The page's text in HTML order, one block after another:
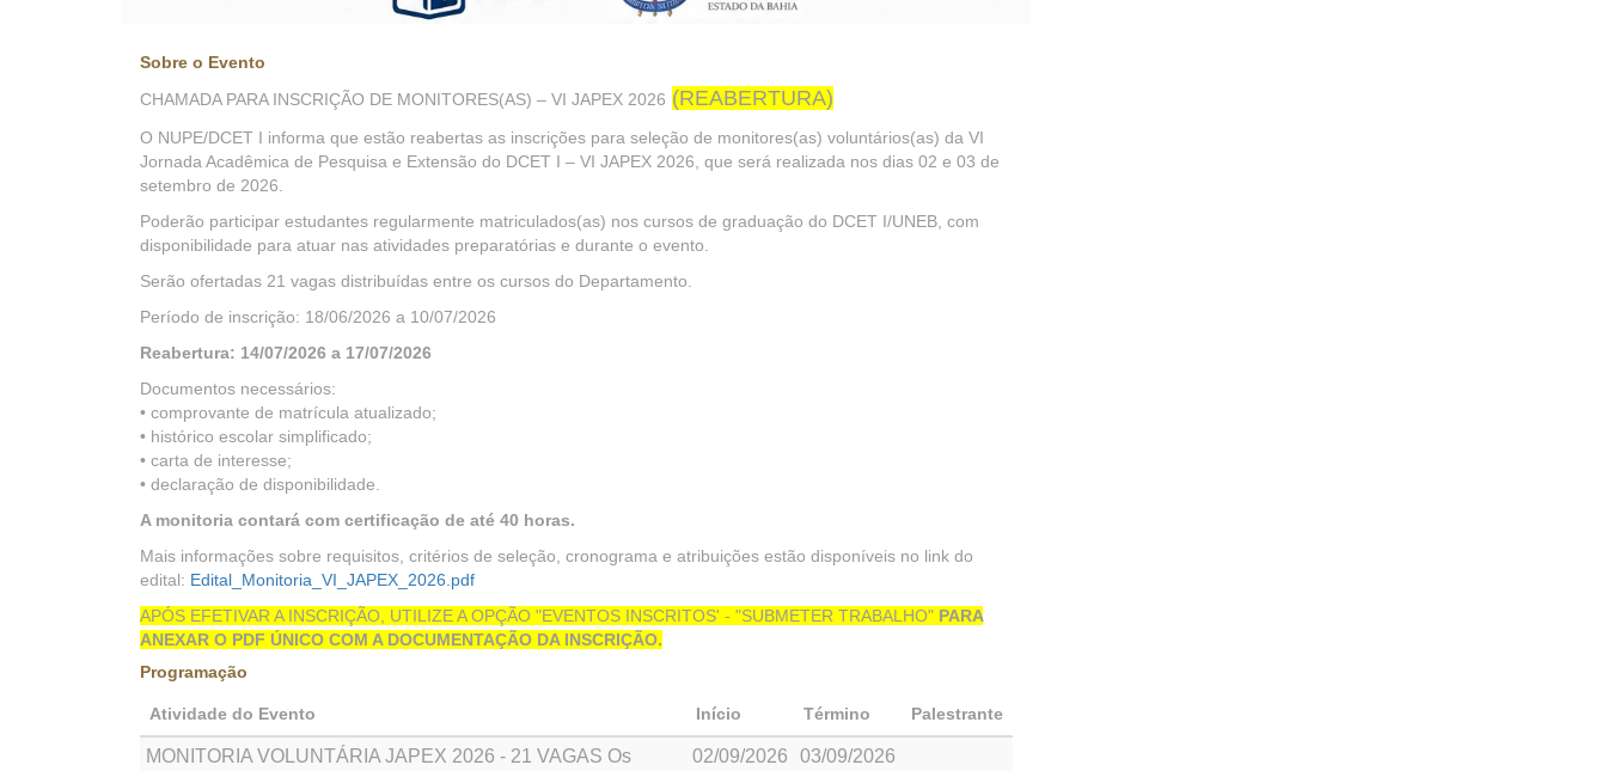
Sobre o Evento
CHAMADA PARA INSCRIÇÃO DE MONITORES(AS) – VI JAPEX 2026 (REABERTURA)
O NUPE/DCET I informa que estão reabertas as inscrições para seleção de monitores(as) voluntários(as) da VI
Jornada Acadêmica de Pesquisa e Extensão do DCET I – VI JAPEX 2026, que será realizada nos dias 02 e 03 de
setembro de 2026.
Poderão participar estudantes regularmente matriculados(as) nos cursos de graduação do DCET I/UNEB, com
disponibilidade para atuar nas atividades preparatórias e durante o evento.
Serão ofertadas 21 vagas distribuídas entre os cursos do Departamento.
Período de inscrição: 18/06/2026 a 10/07/2026
Reabertura: 14/07/2026 a 17/07/2026
Documentos necessários:
• comprovante de matrícula atualizado;
• histórico escolar simplificado;
• carta de interesse;
• declaração de disponibilidade.
A monitoria contará com certificação de até 40 horas.
Mais informações sobre requisitos, critérios de seleção, cronograma e atribuições estão disponíveis no link do
edital: Edital_Monitoria_VI_JAPEX_2026.pdf
APÓS EFETIVAR A INSCRIÇÃO, UTILIZE A OPÇÃO "EVENTOS INSCRITOS' - "SUBMETER TRABALHO" PARA
ANEXAR O PDF ÚNICO COM A DOCUMENTAÇÃO DA INSCRIÇÃO.
Programação
Atividade do Evento Início Término Palestrante
MONITORIA VOLUNTÁRIA JAPEX 2026 - 21 VAGAS Os
02/09/2026
03/09/2026